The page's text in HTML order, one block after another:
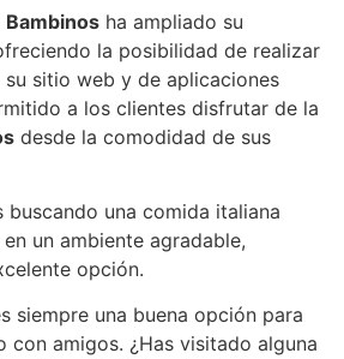
Bambinos ha ampliado su
la posibilidad de realizar
sitio web y de aplicaciones
a los clientes disfrutar de la
desde la comodidad de sus
buscando una comida italiana
un ambiente agradable,
opción.
siempre una buena opción para
con amigos. ¿Has visitado alguna